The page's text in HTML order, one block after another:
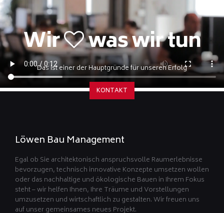
Wir was wir tun
Das ist einer der Hauptgründe für unseren Erfolg
KONTAKT
Löwen Bau Management
Egal ob Sie architektonisch anspruchsvolle Raumerlebnisse
bevorzugen, technisch innovative Konzepte umsetzen wollen
oder das nachhaltige und ökologische Bauen in Ihrem Fokus
steht – wir helfen Ihnen, Ihre Träume und Vorstellungen
umzusetzen und wirtschaftlich zu gestalten. Wir freuen uns
auf unser gemeinsames neues Projekt.